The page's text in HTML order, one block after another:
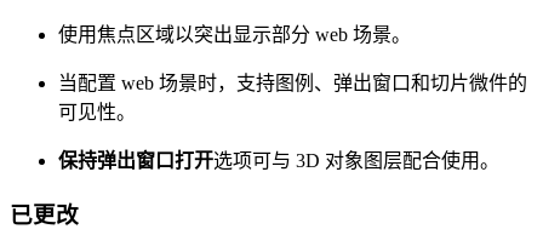
使用焦点区域以突出显示部分 web 场景。
当配置 web 场景时，支持图例、弹出窗口和切片微件的
可见性。
保持弹出窗口打开选项可与 3D 对象图层配合使用。
已更改